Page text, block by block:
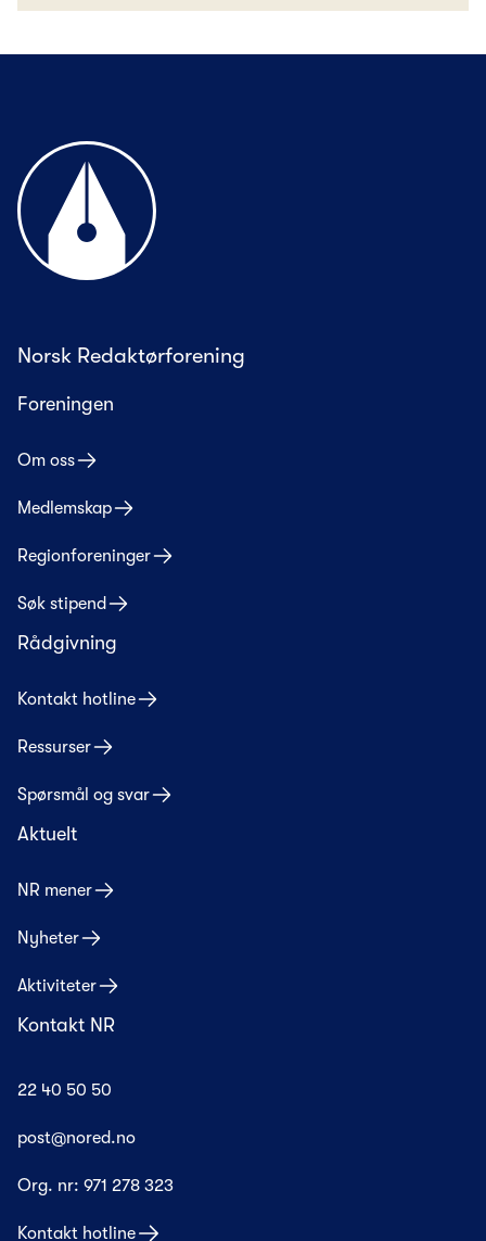
Til forsiden
Norsk Redaktørforening
Foreningen
Om oss
Medlemskap
Regionforeninger
Søk stipend
Rådgivning
Kontakt hotline
Ressurser
Spørsmål og svar
Aktuelt
NR mener
Nyheter
Aktiviteter
Kontakt NR
22 40 50 50
post@nored.no
Org. nr: 971 278 323
Kontakt hotline